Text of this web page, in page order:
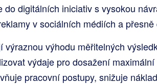
do digitálních iniciativ s vysokou
v sociálních médiích a
výraznou výhodu měřitelných
výdaje pro dosažení
pracovní postupy, snižuje